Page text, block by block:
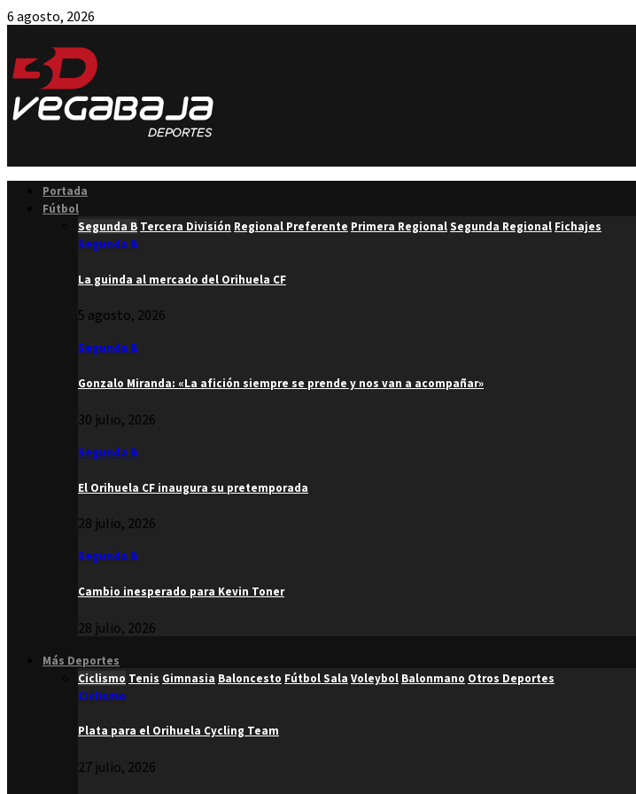
6 agosto, 2026
Portada
Fútbol
Segunda B Tercera División Regional Preferente Primera RegionalSegunda Regional Fichajes
Segunda B
La guinda al mercado del Orihuela CF
5 agosto, 2026
Segunda B
Gonzalo Miranda: «La afición siempre se prende y nos van a acompañar»
30 julio, 2026
Segunda B
El Orihuela CF inaugura su pretemporada
28 julio, 2026
Segunda B
Cambio inesperado para Kevin Toner
28 julio, 2026
Más Deportes
Ciclismo Tenis Gimnasia Baloncesto Fútbol Sala Voleybol Balonmano Otros Deportes
Ciclismo
Plata para el Orihuela Cycling Team
27 julio, 2026